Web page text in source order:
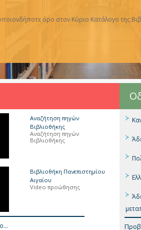
όρο στον Κύριο Κατάλογο της
Αναζήτηση πηγών
Βιβλιοθήκης
Αναζήτηση πηγών
Βιβλιοθήκης
Βιβλιοθήκη Πανεπιστημίου
Αιγαίου
Video προώθησης